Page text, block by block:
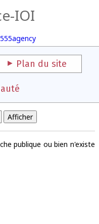
IOI
Plan du site
publique ou bien n'existe